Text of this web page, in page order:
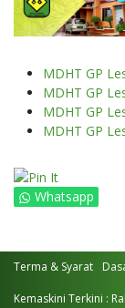
MDHT GP
MDHT GP
MDHT GP
MDHT GP
Whatsapp
Terma & Syarat
Kemaskini Terkini :